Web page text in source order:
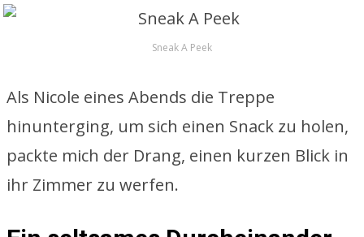
Sneak A Peek
Als Nicole eines Abends die Treppe
hinunterging, um sich einen Snack zu holen,
packte mich der Drang, einen kurzen Blick in
ihr Zimmer zu werfen.